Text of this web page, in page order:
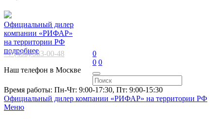
Официальный дилер
компании «РИФАР»
на территории РФ
подробнее
+7 (495) 983-00-48
Наш телефон в Москве
0
0 0
Время работы: Пн-Чт: 9:00-17:30, Пт: 9:00-15:30
Официальный дилер компании «РИФАР» на территории РФ
Меню